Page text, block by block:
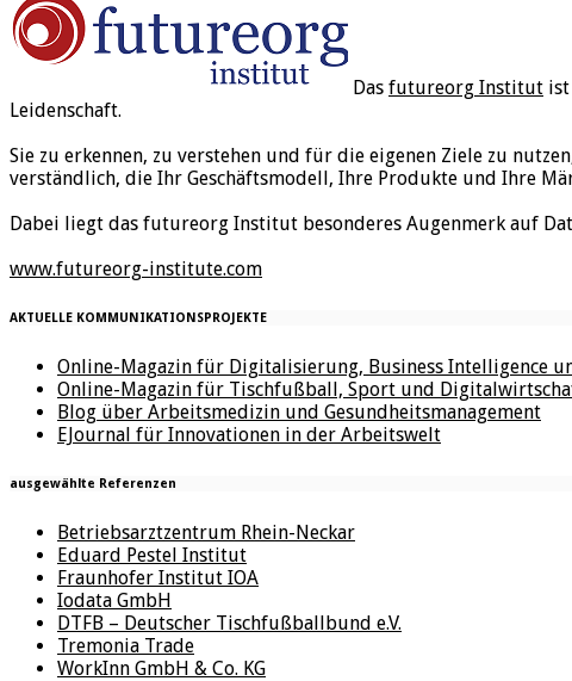
Das futureorg Institut
Leidenschaft.
Sie zu erkennen, zu verstehen und für die eigenen Ziele zu
verständlich, die Ihr Geschäftsmodell, Ihre Produkte und Ihre
Dabei liegt das futureorg Institut besonderes Augenmerk auf
www.futureorg-institute.com
AKTUELLE KOMMUNIKATIONSPROJEKTE
Online-Magazin für Digitalisierung, Business Intelligence
Online-Magazin für Tischfußball, Sport und
Blog über Arbeitsmedizin und Gesundheitsmanagement
EJournal für Innovationen in der Arbeitswelt
ausgewählte Referenzen
Betriebsarztzentrum Rhein-Neckar
Eduard Pestel Institut
Fraunhofer Institut IOA
Iodata GmbH
DTFB – Deutscher Tischfußballbund e.V.
Tremonia Trade
WorkInn GmbH & Co. KG